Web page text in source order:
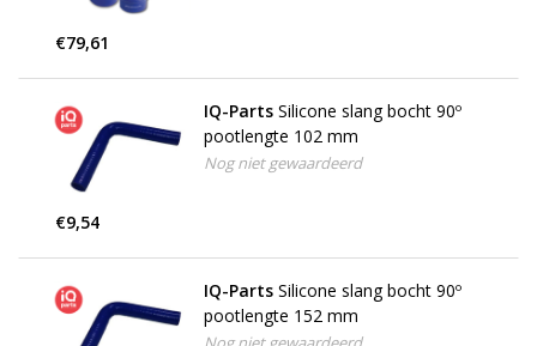
€79,61
IQ-Parts Silicone slang bocht 90º
pootlengte 102 mm
Nog niet gewaardeerd
€9,54
IQ-Parts Silicone slang bocht 90º
pootlengte 152 mm